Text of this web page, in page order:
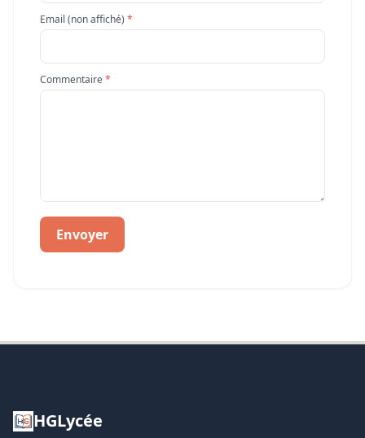
Email (non affiché) *
Commentaire*
Envoyer
HGLycée